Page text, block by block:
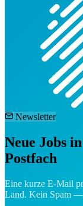
Newsletter
Neue Jobs
Postfach
Eine kurze E-Mail
Land. Kein Spam —